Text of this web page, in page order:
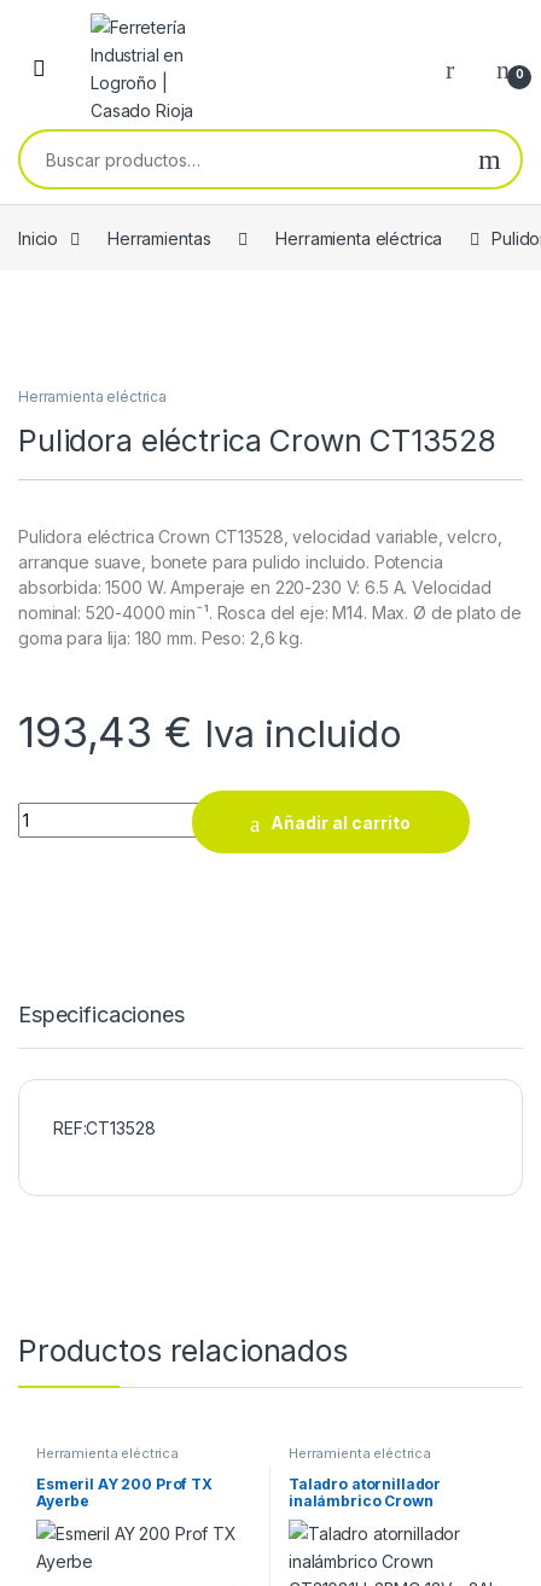
Skip to navigation
Skip to content
0
Buscar por:
Inicio Herramientas Herramienta eléctrica
Herramienta eléctrica
Pulidora eléctrica Crown CT13528
Pulidora eléctrica Crown CT13528, velocidad variable, velcro,
arranque suave, bonete para pulido incluido. Potencia
absorbida: 1500 W. Amperaje en 220-230 V: 6.5 A. Velocidad
nominal: 520-4000 minˉ¹. Rosca del eje: M14. Max. Ø de plato de
goma para lija: 180 mm. Peso: 2,6 kg.
193,43 € Iva incluido
Pulidora eléctrica Crown CT13528 quantity
Añadir al carrito
Especificaciones
REF:CT13528
Productos relacionados
Herramienta eléctrica
Esmeril AY 200 Prof TX
Ayerbe
Herramienta eléctrica
Taladro atornillador
inalámbrico Crown
CT21081H-2BMC 12V – 2Ah